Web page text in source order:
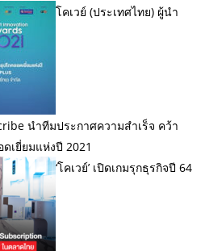
โคเวย์ (ประเทศไทย) ผู้นำ
นำทีมประกาศความสำเร็จ คว้า
ยี่ยมแห่งปี 2021
‘โคเวย์’ เปิดเกมรุกธุรกิจปี 64